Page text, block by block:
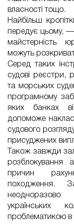
власності тощо.
Найбільш
передує цьому, —
майстерність
можуть
Серед таких
судові реєстри,
та морських
програмному
яких банках
допоможе
судового
присуджених
Також завжди
розблокування
причин
походження.
українських
проблематикою в